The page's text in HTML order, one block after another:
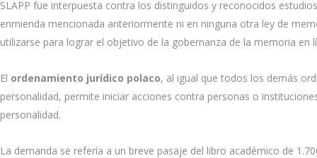
SLAPP fue interpuesta contra los distinguidos y reconocidos
enmienda mencionada anteriormente ni en ninguna otra ley de
utilizarse para lograr el objetivo de la gobernanza de la memoria en
El ordenamiento jurídico polaco, al igual que todos los demás
personalidad, permite iniciar acciones contra personas o
personalidad.
La demanda se refería a un breve pasaje del libro académico de